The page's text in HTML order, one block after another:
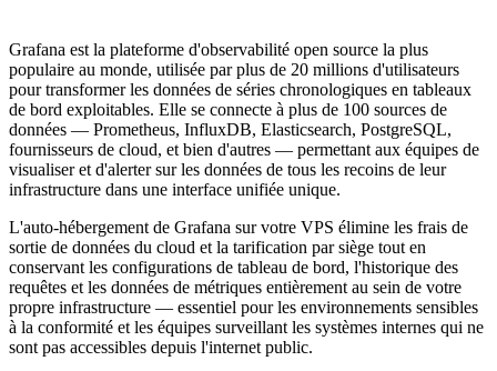
Grafana est la plateforme d'observabilité open source la plus
populaire au monde, utilisée par plus de 20 millions d'utilisateurs
pour transformer les données de séries chronologiques en tableaux
de bord exploitables. Elle se connecte à plus de 100 sources de
données — Prometheus, InfluxDB, Elasticsearch, PostgreSQL,
fournisseurs de cloud, et bien d'autres — permettant aux équipes de
visualiser et d'alerter sur les données de tous les recoins de leur
infrastructure dans une interface unifiée unique.
L'auto-hébergement de Grafana sur votre VPS élimine les frais de
sortie de données du cloud et la tarification par siège tout en
conservant les configurations de tableau de bord, l'historique des
requêtes et les données de métriques entièrement au sein de votre
propre infrastructure — essentiel pour les environnements sensibles
à la conformité et les équipes surveillant les systèmes internes qui ne
sont pas accessibles depuis l'internet public.